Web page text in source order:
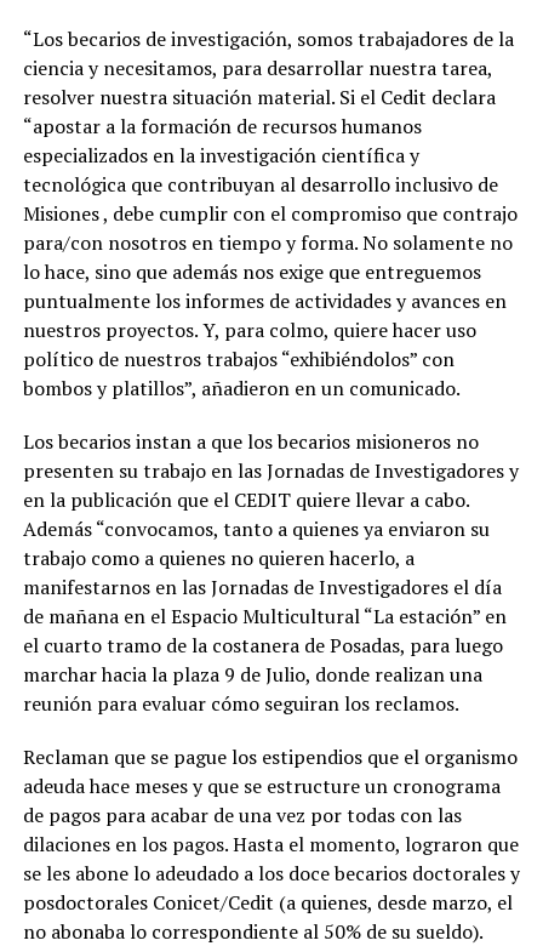
“Los becarios de investigación, somos trabajadores de la
ciencia y necesitamos, para desarrollar nuestra tarea,
resolver nuestra situación material. Si el Cedit declara
“apostar a la formación de recursos humanos
especializados en la investigación científica y
tecnológica que contribuyan al desarrollo inclusivo de
Misiones , debe cumplir con el compromiso que contrajo
para/con nosotros en tiempo y forma. No solamente no
lo hace, sino que además nos exige que entreguemos
puntualmente los informes de actividades y avances en
nuestros proyectos. Y, para colmo, quiere hacer uso
político de nuestros trabajos “exhibiéndolos” con
bombos y platillos”, añadieron en un comunicado.
Los becarios instan a que los becarios misioneros no
presenten su trabajo en las Jornadas de Investigadores y
en la publicación que el CEDIT quiere llevar a cabo.
Además “convocamos, tanto a quienes ya enviaron su
trabajo como a quienes no quieren hacerlo, a
manifestarnos en las Jornadas de Investigadores el día
de mañana en el Espacio Multicultural “La estación” en
el cuarto tramo de la costanera de Posadas, para luego
marchar hacia la plaza 9 de Julio, donde realizan una
reunión para evaluar cómo seguiran los reclamos.
Reclaman que se pague los estipendios que el organismo
adeuda hace meses y que se estructure un cronograma
de pagos para acabar de una vez por todas con las
dilaciones en los pagos. Hasta el momento, lograron que
se les abone lo adeudado a los doce becarios doctorales y
posdoctorales Conicet/Cedit (a quienes, desde marzo, el
no abonaba lo correspondiente al 50% de su sueldo).